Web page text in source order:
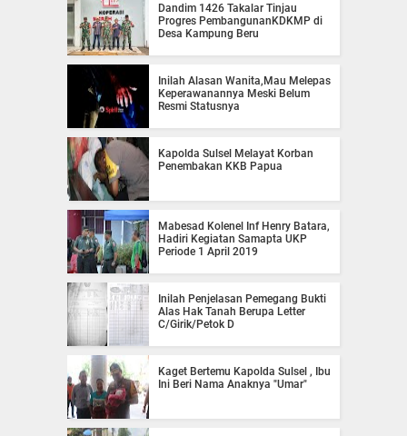
Dandim 1426 Takalar Tinjau
Progres PembangunanKDKMP di
Desa Kampung Beru
Inilah Alasan Wanita,Mau Melepas
Keperawanannya Meski Belum
Resmi Statusnya
Kapolda Sulsel Melayat Korban
Penembakan KKB Papua
Mabesad Kolenel Inf Henry Batara,
Hadiri Kegiatan Samapta UKP
Periode 1 April 2019
Inilah Penjelasan Pemegang Bukti
Alas Hak Tanah Berupa Letter
C/Girik/Petok D
Kaget Bertemu Kapolda Sulsel , Ibu
Ini Beri Nama Anaknya "Umar"